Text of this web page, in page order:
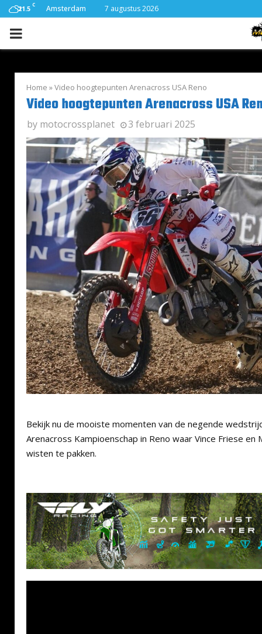
21.5 C Amsterdam 7 augustus 2026
PRIMARY
Home »Video hoogtepunten Arenacross USA Reno
Video hoogtepunten Arenacross USA
by motocrossplanet 3 februari 2025
Bekijk nu de mooiste momenten van de negende
Arenacross Kampioenschap in Reno waar Vince Friese en
wisten te pakken.